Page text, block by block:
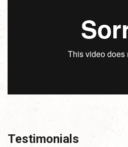
Testimonials